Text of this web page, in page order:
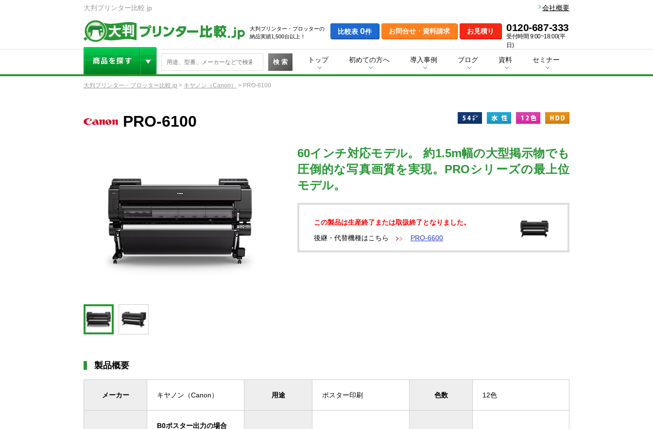
大判プリンター比較.jp 会社概要
大判プリンター・プロッターの
納品実績1,500台以上！
比較表 0件 お問合せ・資料請求 お見積り 0120-687-333
受付時間 9:00~18:00(平
日)
検 索 トップ 初めての方へ 導入事例 ブログ 資料 セミナー
大判プリンター・プロッター比較.jp > キヤノン（Canon） > PRO-6100
PRO-6100
60インチ対応モデル。 約1.5m幅の大型掲示物でも
圧倒的な写真画質を実現。PROシリーズの最上位
モデル。
この製品は生産終了または取扱終了となりました。
後継・代替機種はこちら
PRO-6600
製品概要
メーカー キヤノン（Canon） 用途 ポスター印刷 色数 12色
B0ポスター出力の場合